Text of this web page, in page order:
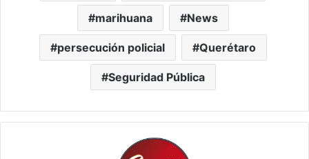
marihuana News
persecución policial Querétaro
Seguridad Pública